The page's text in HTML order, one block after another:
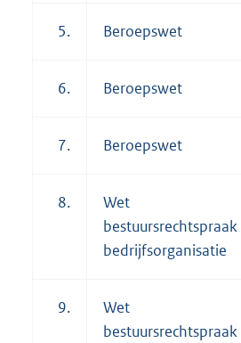
5. Beroepswet
6. Beroepswet
7. Beroepswet
8.
Wet
bestuursrechtspraak
bedrijfsorganisatie
9.
Wet
bestuursrechtspraak